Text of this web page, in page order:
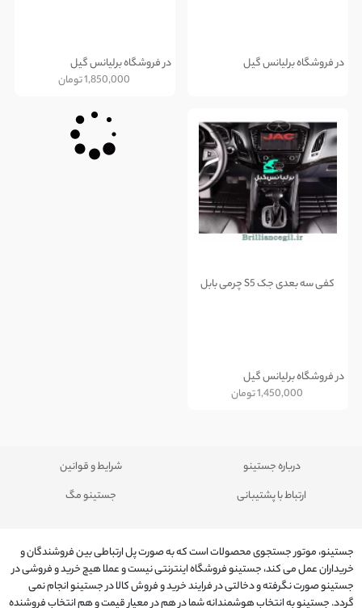
در فروشگاه برلیانس گیل
در فروشگاه برلیانس گیل
تومان1,850,000
کفی سه بعدی جک S5 چرمی بابل
در فروشگاه برلیانس گیل
تومان1,450,000
درباره جستینو
شرایط و قوانین
ارتباط با پشتیبانی
جستینو مگ
جستینو، موتور جستجوی محصولات است که به صورت پل ارتباطی بین فروشندگان و
خریداران عمل می کند، جستینو فروشگاه اینترنتی نیست و عملا هیچ خرید و فروشی در
جستینو صورت نگرفته و دخالتی در فرایند خرید و فروش کالا در جستینو انجام نمی
گردد. جستینو به انتخاب هوشمندانه شما در هم در معیار قیمت و هم انتخاب فروشنده